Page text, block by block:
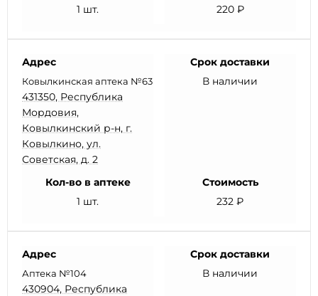
1 шт.
220 ₽
Адрес
Ковылкинская аптека №63
431350, Республика
Мордовия,
Ковылкинский р-н, г.
Ковылкино, ул.
Советская, д. 2
Срок доставки
В наличии
Кол-во в аптеке
1 шт.
Стоимость
232 ₽
Адрес
Аптека №104
430904, Республика
Срок доставки
В наличии